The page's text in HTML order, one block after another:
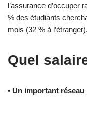
l’assurance d’occuper
% des étudiants
mois (32 % à l’étranger).
Quel
• Un important